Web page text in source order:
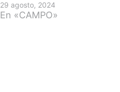
29 agosto, 2024
En «CAMPO»